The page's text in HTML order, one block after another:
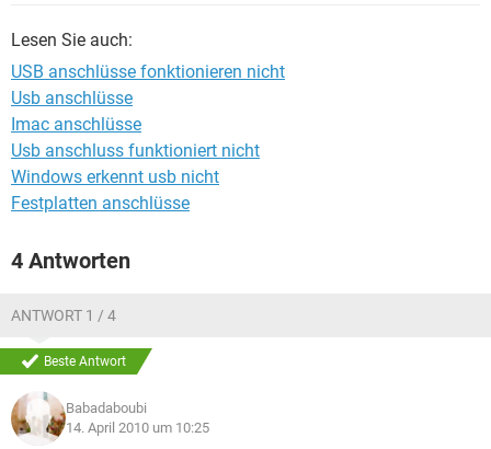
Lesen Sie auch:
USB anschlüsse fonktionieren nicht
Usb anschlüsse
Imac anschlüsse
Usb anschluss funktioniert nicht
Windows erkennt usb nicht
Festplatten anschlüsse
4 Antworten
ANTWORT 1 / 4
Beste Antwort
Babadaboubi
14. April 2010 um 10:25